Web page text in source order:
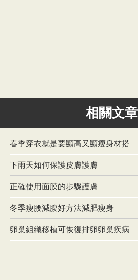
相關文章
春季穿衣就是要顯高又顯瘦身材搭
下雨天如何保護皮膚護膚
正確使用面膜的步驟護膚
冬季瘦腰減腹好方法減肥瘦身
卵巢組織移植可恢復排卵卵巢疾病